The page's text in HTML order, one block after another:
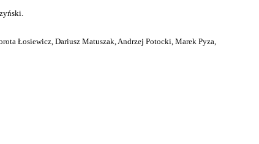
Łosiewicz, Dariusz Matuszak, Andrzej Potocki, Marek Pyza,